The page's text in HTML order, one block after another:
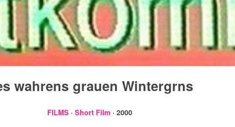
wahrens grauen Wintergrns
FILMS · Short Film · 2000